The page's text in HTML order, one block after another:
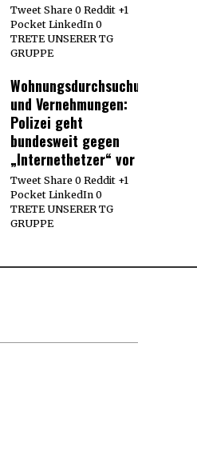
Tweet Share 0 Reddit +1
Pocket LinkedIn 0
TRETE UNSERER TG
GRUPPE
Wohnungsdurchsuchungen
und Vernehmungen:
Polizei geht
bundesweit gegen
„Internethetzer“ vor
Tweet Share 0 Reddit +1
Pocket LinkedIn 0
TRETE UNSERER TG
GRUPPE